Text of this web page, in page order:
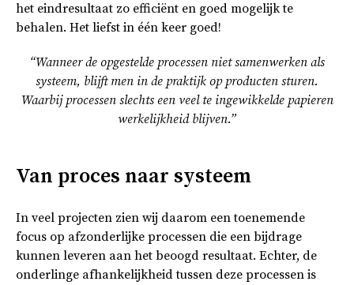
het eindresultaat zo efficiënt en goed mogelijk te
behalen. Het liefst in één keer goed!
“Wanneer de opgestelde processen niet samenwerken als
systeem, blijft men in de praktijk op producten sturen.
Waarbij processen slechts een veel te ingewikkelde papieren
werkelijkheid blijven.”
Van proces naar systeem
In veel projecten zien wij daarom een toenemende
focus op afzonderlijke processen die een bijdrage
kunnen leveren aan het beoogd resultaat. Echter, de
onderlinge afhankelijkheid tussen deze processen is